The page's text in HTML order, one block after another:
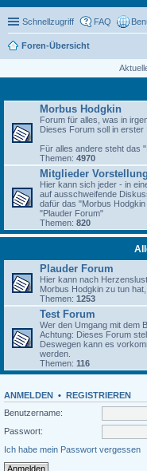
Schnellzugriff FAQ
Foren-Übersicht
Morbus Hodgkin
Forum für alles, was in
Dieses Forum soll in erster
Für alles andere steht das
Themen: 4970
Mitglieder Vorstellung
Hier kann sich jeder - in
auf ausschweifende
dafür das "Morbus
"Plauder Forum"
Themen: 820
Plauder Forum
Hier kann nach
Morbus Hodgkin zu tun
Themen: 1253
Test Forum
Wer den Umgang mit dem
Achtung: Dieses Forum
Deswegen kann es
werden.
Themen: 116
ANMELDEN • REGISTRIEREN
Benutzername:
Passwort:
Ich habe mein Passwort vergessen